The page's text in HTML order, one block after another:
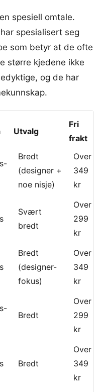
spesiell omtale.
spesialisert seg
som betyr at de ofte
større kjedene ikke
og de har
Utvalg
Fri
frakt
Bredt
(designer +
noe nisje)
Over
349
kr
Svært
bredt
Over
299
kr
Bredt
(designer-
fokus)
Over
349
kr
Bredt
Over
299
kr
Bredt
Over
349
kr